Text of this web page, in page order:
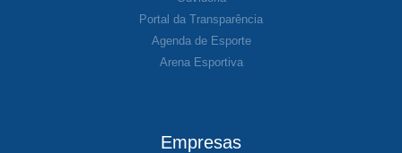
Portal da Transparência
Agenda de Esporte
Arena Esportiva
Empresas